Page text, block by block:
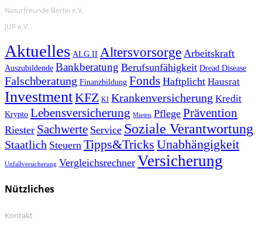
Naturfreunde Berlin e.V.
JUP e.V.
Aktuelles ALG II Altersvorsorge Arbeitskraft
Auszubildende Bankberatung Berufsunfähigkeit Dread Disease
Falschberatung Finanzbildung Fonds Haftplicht Hausrat
InvestmentKFZ KI Krankenversicherung Kredit
Krypto Lebensversicherung Mieten Pflege Prävention
Riester Sachwerte Service Soziale Verantwortung
Staatlich Steuern Tipps&Tricks Unabhängigkeit
Unfallversicherung Vergleichsrechner Versicherung
Nützliches
Kontakt